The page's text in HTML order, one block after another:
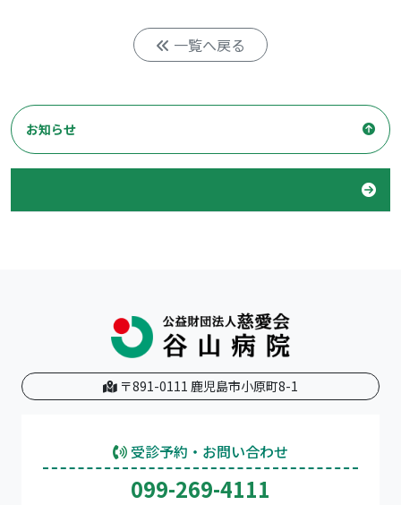
一覧へ戻る
お知らせ
〒891-0111 鹿児島市小原町8-1
受診予約・お問い合わせ
099-269-4111